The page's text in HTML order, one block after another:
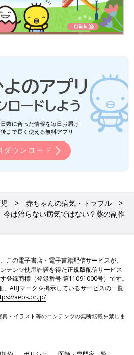
療方針が示された後くらいのタイミ
思います。
ラブ編集部
修】赤ちゃんの憤怒けいれん・
りひきつけ 症状とケア
の病気【憤怒けいれん（ふんむけいれ
ママやパパが白血病の治療法を理解
もに寄り添うことが大切です。
数に合った情報を毎日お届け
まで長く使える無料アプリ
ダウンロード
赤ちゃんの病気・トラブル
は治らない病気ではない？薬の副作
この電子書店・電子書籍配信サービスが、
テンツ使用許諾を得た正規版配信サービス
登録商標（登録番号 第11091000号）です。
、ABJマークを掲示しているサービスの一覧
aebs.or.jp/
・イラスト等のコンテンツの無断転載を禁じま